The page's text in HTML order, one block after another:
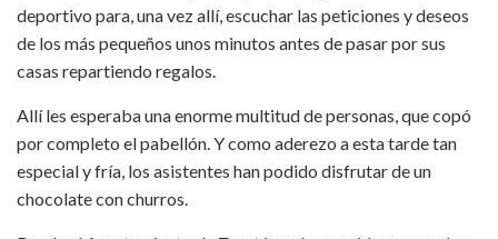
deportivo para, una vez allí, escuchar las peticiones y deseos
de los más pequeños unos minutos antes de pasar por sus
casas repartiendo regalos.
Allí les esperaba una enorme multitud de personas, que copó
por completo el pabellón. Y como aderezo a esta tarde tan
especial y fría, los asistentes han podido disfrutar de un
chocolate con churros.